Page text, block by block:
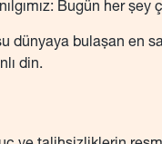
Bugün her şey
dünyaya bulaşan en
din.